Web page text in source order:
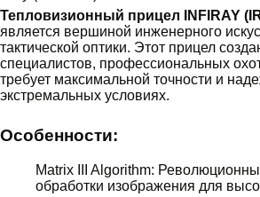
Тепловизионный прицел INFIRAY
является вершиной инженерного
тактической оптики. Этот прицел
специалистов, профессиональных
требует максимальной точности и
экстремальных условиях.
Особенности:
Matrix III Algorithm:
обработки изображения для